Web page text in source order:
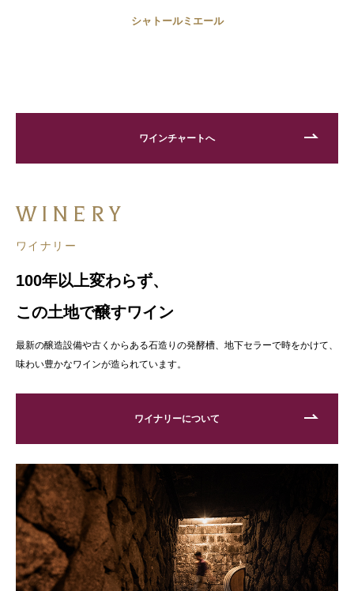
シャトールミエール
ワインチャートへ
WINERY
ワイナリー
100年以上変わらず、
この土地で醸すワイン
最新の醸造設備や古くからある石造りの発酵槽、地下セラーで時をかけて、
味わい豊かなワインが造られています。
ワイナリーについて